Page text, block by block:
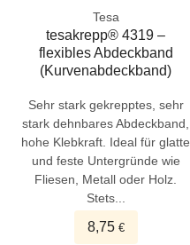
Tesa
tesakrepp® 4319 –
flexibles Abdeckband
(Kurvenabdeckband)
Sehr stark gekrepptes, sehr
stark dehnbares Abdeckband,
hohe Klebkraft. Ideal für glatte
und feste Untergründe wie
Fliesen, Metall oder Holz.
Stets...
8,75€